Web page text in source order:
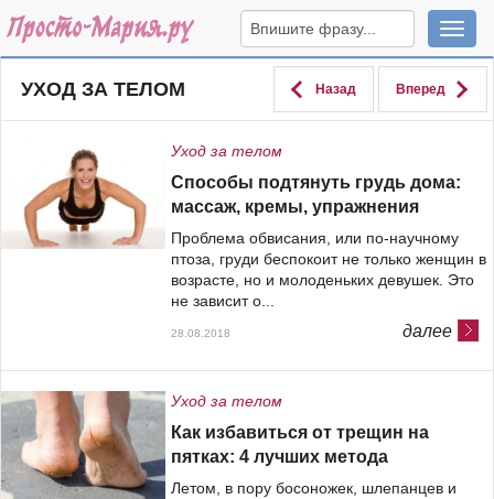
УХОД ЗА ТЕЛОМ Назад Вперед
Уход за телом
Способы подтянуть грудь дома:
массаж, кремы, упражнения
Проблема обвисания, или по-научному
птоза, груди беспокоит не только женщин в
возрасте, но и молоденьких девушек. Это
не зависит о...
далее
28.08.2018
Уход за телом
Как избавиться от трещин на
пятках: 4 лучших метода
Летом, в пору босоножек, шлепанцев и